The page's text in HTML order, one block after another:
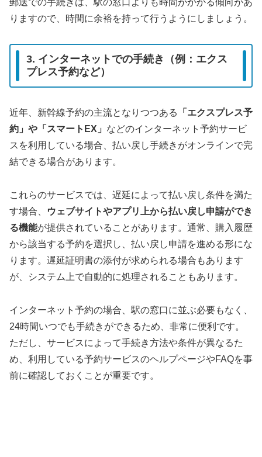
郵送での手続きは、駅の窓口よりも時間がかかる傾向があ
りますので、時間に余裕を持って行うようにしましょう。
3. インターネットでの手続き（例：エクス
プレス予約など）
近年、新幹線予約の主流となりつつある
「エクスプレス予
約」や「スマートEX」 などのインターネット予約サービ
スを利用している場合、払い戻し手続きがオンラインで完
結できる場合があります。
これらのサービスでは、遅延によって払い戻し条件を満た
す場合、
ウェブサイトやアプリ上から払い戻し申請ができ
る機能が提供されていることがあります。通常、購入履歴
から該当する予約を選択し、払い戻し申請を進める形にな
ります。遅延証明書の添付が求められる場合もあります
が、システム上で自動的に処理されることもあります。
インターネット予約の場合、駅の窓口に並ぶ必要もなく、
24時間いつでも手続きができるため、非常に便利です。
ただし、サービスによって手続き方法や条件が異なるた
め、利用している予約サービスのヘルプページやFAQを事
前に確認しておくことが重要です。